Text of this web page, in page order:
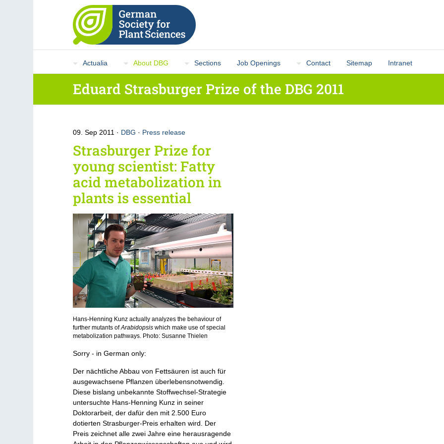
Actualia About DBG Sections Job Openings Contact Sitemap Intranet
Eduard Strasburger Prize of the DBG 2011
09. Sep 2011 DBG · Press release
Strasburger Prize for
young scientist: Fatty
acid metabolization in
plants is essential
Hans-Henning Kunz actually analyzes the behaviour of
further mutants ofArabidopsis which make use of special
metabolization pathways. Photo: Susanne Thielen
Sorry - in German only:
Der nächtliche Abbau von Fettsäuren ist auch für
ausgewachsene Pflanzen überlebensnotwendig.
Diese bislang unbekannte Stoffwechsel-Strategie
untersuchte Hans-Henning Kunz in seiner
Doktorarbeit, der dafür den mit 2.500 Euro
dotierten Strasburger-Preis erhalten wird. Der
Preis zeichnet alle zwei Jahre eine herausragende